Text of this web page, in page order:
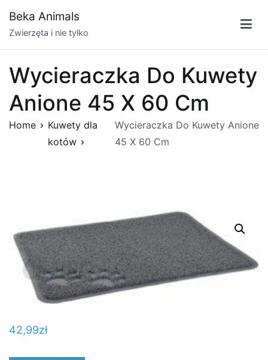
do
treści
Beka Animals
Zwierzęta i nie tylko
Wycieraczka Do Kuwety
Anione 45 X 60 Cm
Home
Kuwety dla
kotów
Wycieraczka Do Kuwety Anione
45 X 60 Cm
42,99zł